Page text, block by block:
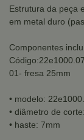
Estrutura da peça
em metal duro
Componentes
Código:22e1000.07
01- fresa 25mm
• modelo:
• diâmetro de
• haste: 7mm